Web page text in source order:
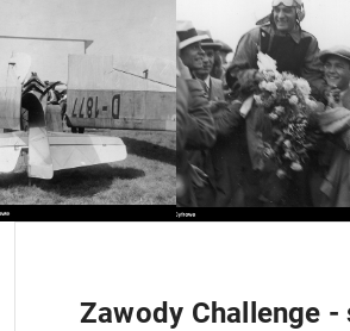
Zawody Challenge -